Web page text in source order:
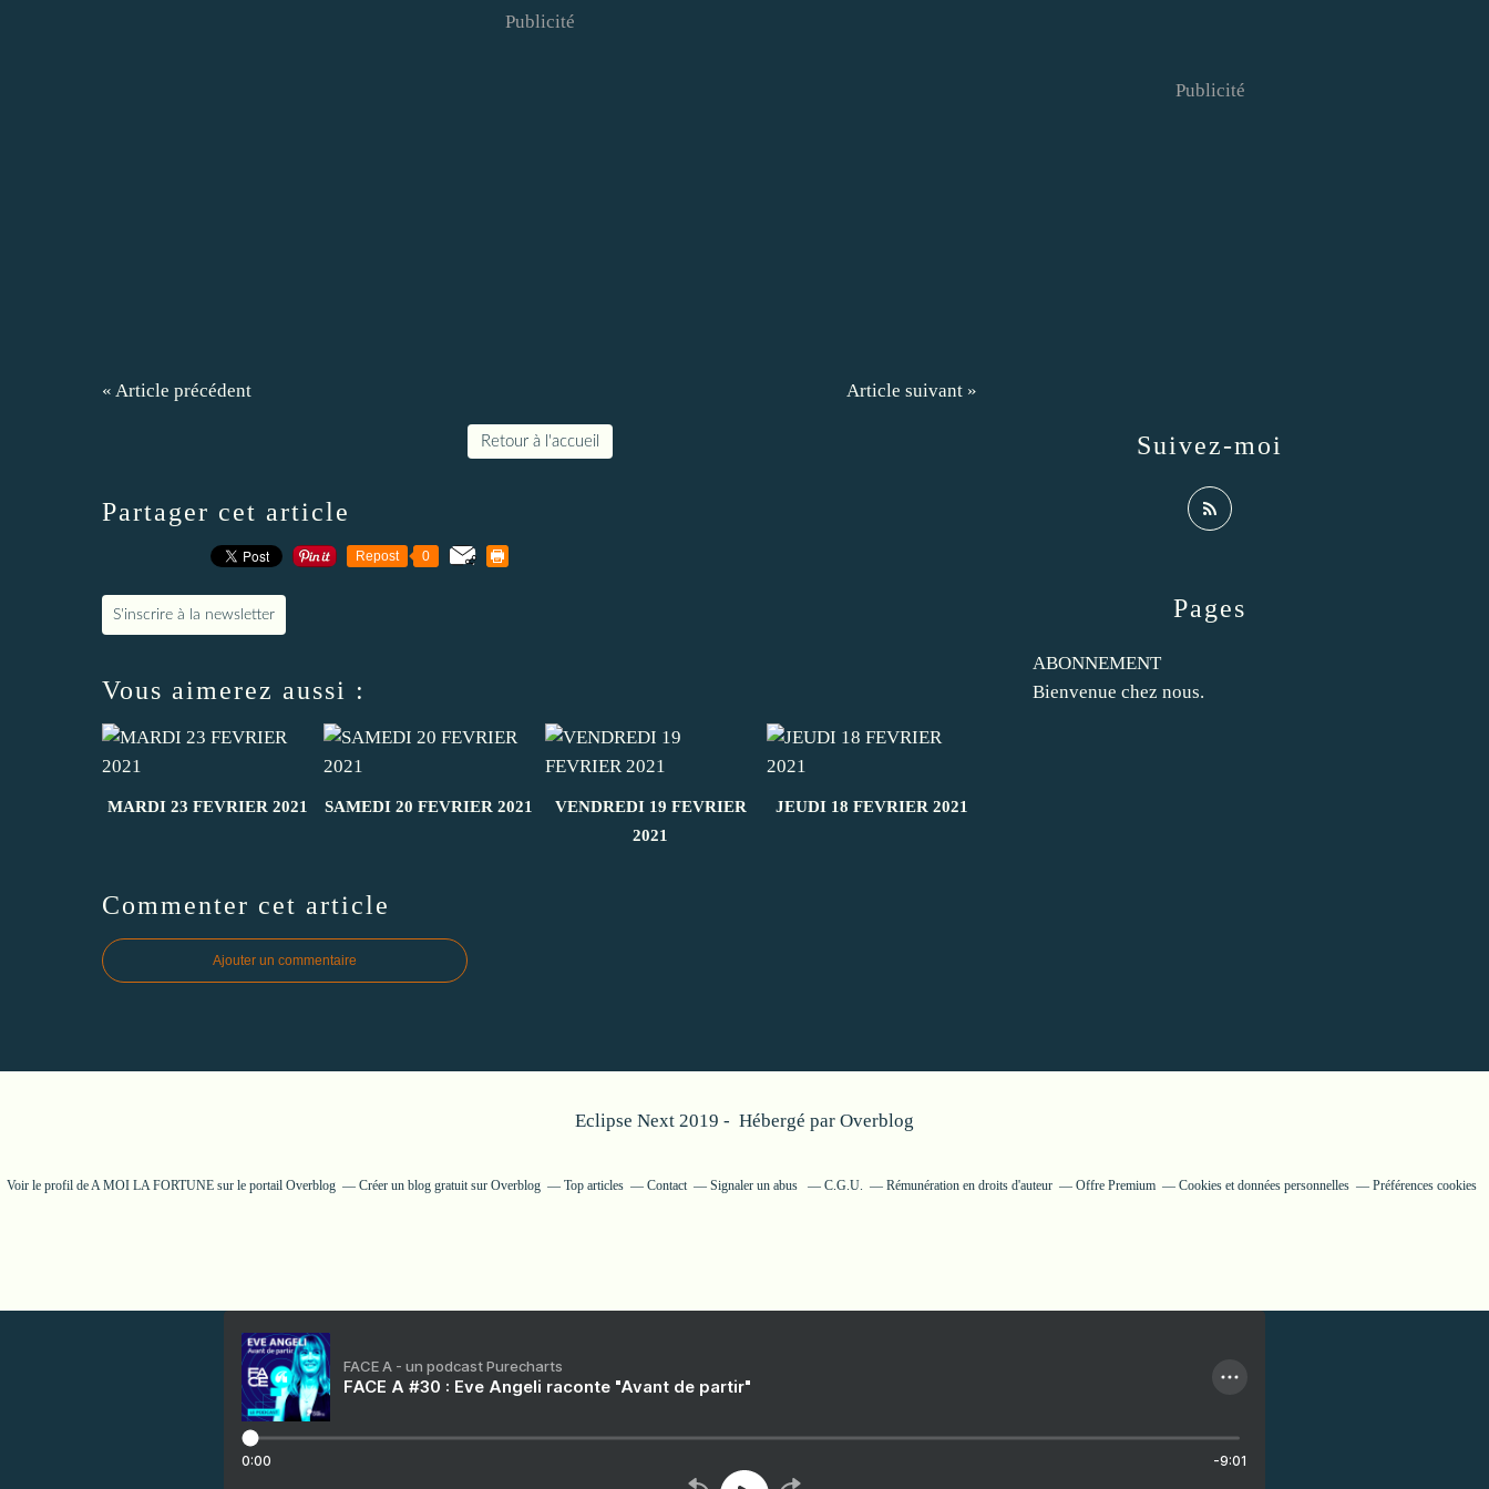
Publicité
« Article précédent Article suivant »
Retour à l'accueil
Partager cet article
Repost 0
S'inscrire à la newsletter
Vous aimerez aussi :
MARDI 23 FEVRIER 2021 SAMEDI 20 FEVRIER 2021
VENDREDI 19 FEVRIER
2021
JEUDI 18 FEVRIER 2021
Commenter cet article
Ajouter un commentaire
Pages
ABONNEMENT
Bienvenue chez nous.
Suivez-moi
Publicité
Eclipse Next 2019 - Hébergé par Overblog
Voir le profil de A MOI LA FORTUNEsur le portail Overblog Créer un blog gratuit sur Overblog Top articles Contact Signaler un abus C.G.U. Rémunération en droits d'auteur Offre Premium Cookies et données personnelles Préférences cookies
FACE A - un podcast Purecharts
FACE A #30 : Eve Angeli raconte "Avant de partir"
0:00 -9:01